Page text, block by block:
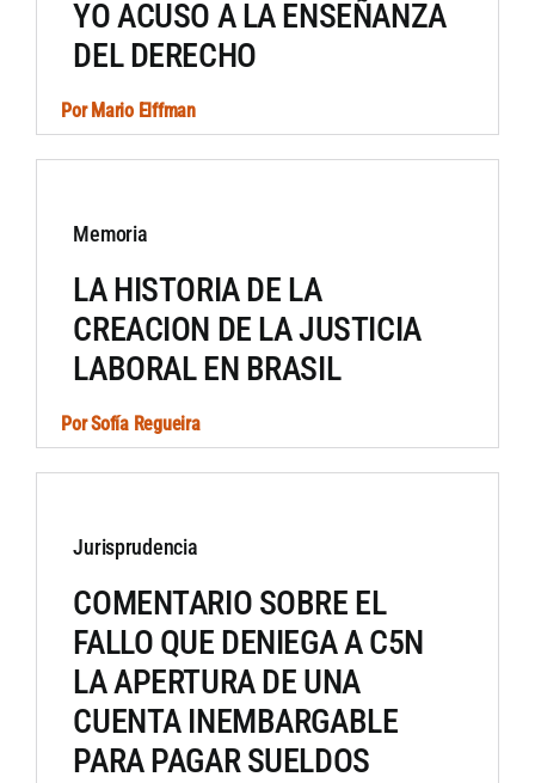
YO ACUSO A LA ENSEÑANZA
DEL DERECHO
Por Mario Elffman
Memoria
LA HISTORIA DE LA
CREACION DE LA JUSTICIA
LABORAL EN BRASIL
PorSofía Regueira
Jurisprudencia
COMENTARIO SOBRE EL
FALLO QUE DENIEGA A C5N
LA APERTURA DE UNA
CUENTA INEMBARGABLE
PARA PAGAR SUELDOS